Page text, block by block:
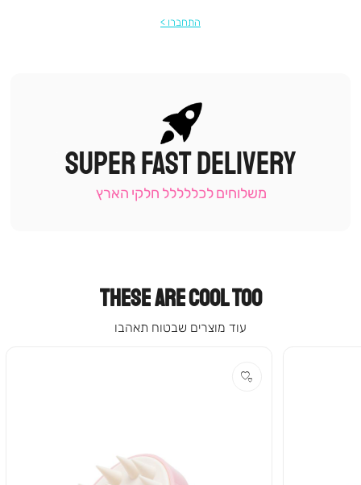
התחברו
|
תומכי
-
SUPER FAST DELIVERY
משלוחים לכללללל חלקי הארץ
THESE ARE COOL TOO
עוד מוצרים שבטוח תאהבו